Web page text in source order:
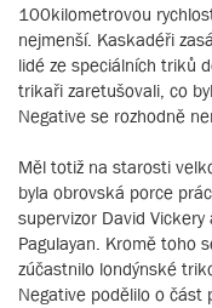
100kilometrovou
nejmenší. Kaskadéři
lidé ze speciálních triků
trikaři zaretušovali, co
Negative se rozhodně
Měl totiž na starosti
byla obrovská porce
supervizor David
Pagulayan. Kromě toho
zúčastnilo londýnské
Negative podělilo o část